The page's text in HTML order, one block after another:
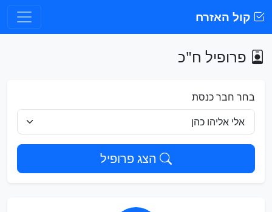
קול האזרח
פרופיל ח"כ
בחר חבר כנסת
הצג פרופיל